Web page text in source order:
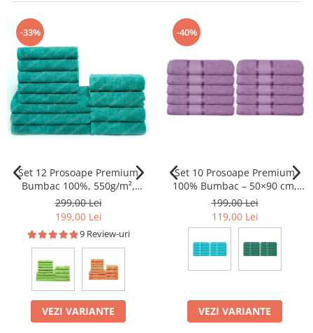
-33%
Set 12 Prosoape Premium
Bumbac 100%, 550g/m²,
pentru Mâini, Față și Corp -
Verde inchis
299,00 Lei
199,00 Lei
9 Review-uri
VEZI VARIANTE
-40%
Set 10 Prosoape Premium
100% Bumbac – 50×90 cm,
400g, Absorbție Superioară
199,00 Lei
119,00 Lei
VEZI VARIANTE